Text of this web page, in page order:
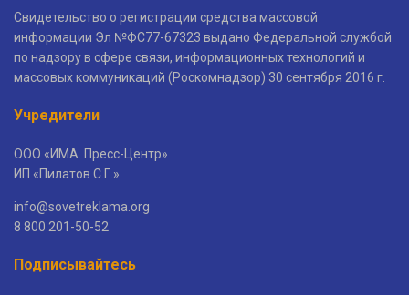
Свидетельство о регистрации средства массовой
информации Эл №ФС77-67323 выдано Федеральной службой
по надзору в сфере связи, информационных технологий и
массовых коммуникаций (Роскомнадзор) 30 сентября 2016 г.
Учредители
ООО «ИМА. Пресс-Центр»
ИП «Пилатов С.Г.»
info@sovetreklama.org
8 800 201-50-52
Подписывайтесь